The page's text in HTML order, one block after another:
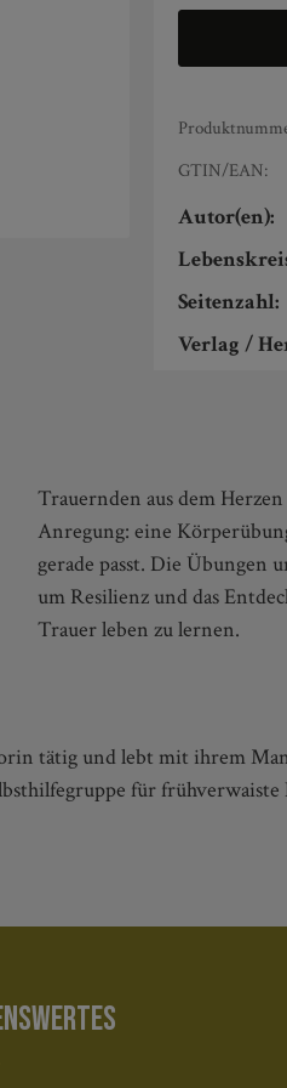
GTIN/EAN:
Autor(en):
Seitenzahl:
Verlag /
Trauer leben zu lernen.
tätig und lebt mit ihrem
für